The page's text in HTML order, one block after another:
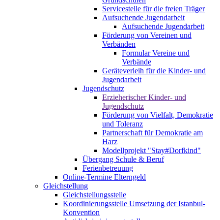
Servicestelle für die freien Träger
Aufsuchende Jugendarbeit
Aufsuchende Jugendarbeit
Förderung von Vereinen und
Verbänden
Formular Vereine und
Verbände
Geräteverleih für die Kinder- und
Jugendarbeit
Jugendschutz
Erzieherischer Kinder- und
Jugendschutz
Förderung von Vielfalt, Demokratie
und Toleranz
Partnerschaft für Demokratie am
Harz
Modellprojekt "Stay#Dorfkind"
Übergang Schule & Beruf
Ferienbetreuung
Online-Termine Elterngeld
Gleichstellung
Gleichstellungsstelle
Koordinierungsstelle Umsetzung der Istanbul-
Konvention